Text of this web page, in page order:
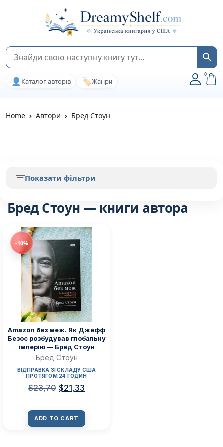
👤 Каталог авторів 🏷️Жанри
0
Home Автори Бред Стоун
Бред Стоун — книги автора
-10%
Amazon без меж. Як Джефф
Безос розбудував глобальну
імперію — Бред Стоун
Бред Стоун
ВІДПРАВКА ЗІ СКЛАДУ США
ПРОТЯГОМ 24 ГОДИН
$23,70 $21,33
ADD TO CART
Показати фільтри